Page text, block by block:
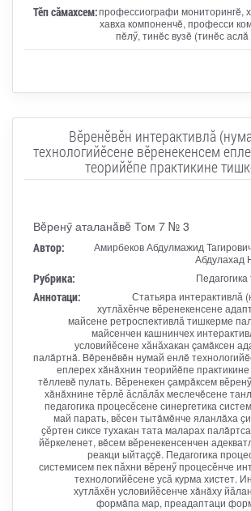
Тӗп сӑмахсем:профессиографи мониторингĕ,
хавха компоненчĕ, професси
пĕлӳ, тинĕс вузĕ (тинĕс
Вĕренĕвĕн интерактивлă
технологийĕсене вĕренекенсем
теорийĕпе практикине
Вĕренӳ аталанăвĕ Том 7 № 3
Автор:
Амирбеков Абдулмажид
Абдулахад
Рубрика:
Аннотаци:
Статьяра интерактивлӑ
хутлӑхӗнче вӗренекенсене
майсене ретроспективлӑ тишкерме
майсенчен кашнинчех
условийӗсене хӑнӑхакан çамăксен
палăртнă. Вĕренĕвĕн нумай енлĕ
еплерех хăнăхнин теорийĕпе
тĕллевĕ пулать. Вӗренекен çамрăксем
хăнăхнине тӗрлӗ ӑслӑлӑх меслечĕсене
педагогика процесӗсене синергетика
май парать, вӗсен тытăмĕнче яланлăха
ҫӗртен сиксе тухакан тата маларах
йӗркеленет, вĕсем вӗренекенсенчен
реакци ыйтаççĕ. Педагогика
системисем пек пӑхни вӗренӳ процесӗнче
технологийӗсене усӑ курма хистет.
хутлӑхӗн условийӗсенче хăнăху
формăпа мар, преадаптаци